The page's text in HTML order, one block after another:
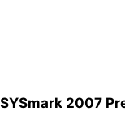
11 テスト結果 -
2007